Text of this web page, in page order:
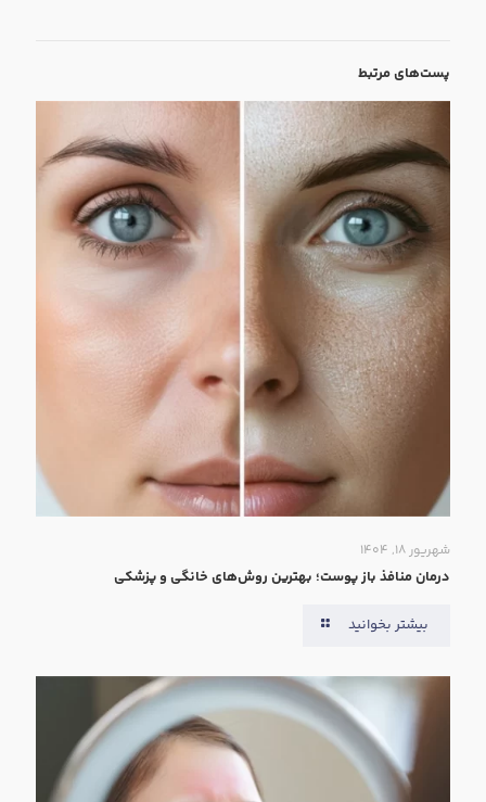
پست‌های مرتبط
شهریور ۱۸, ۱۴۰۴
درمان منافذ باز پوست؛ بهترین روش‌های خانگی و پزشکی
بیشتر بخوانید